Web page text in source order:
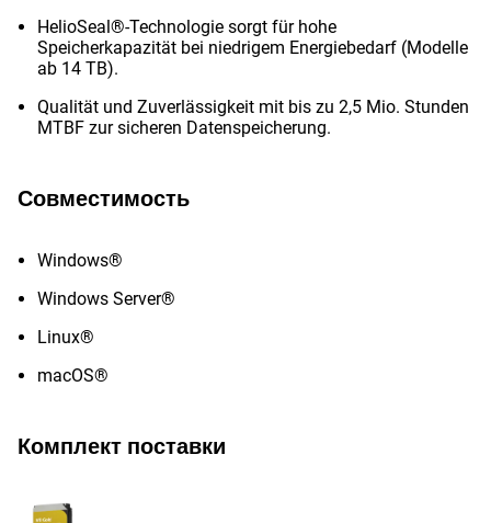
HelioSeal®-Technologie sorgt für hohe
Speicherkapazität bei niedrigem Energiebedarf (Modelle
ab 14 TB).
Qualität und Zuverlässigkeit mit bis zu 2,5 Mio. Stunden
MTBF zur sicheren Datenspeicherung.
Совместимость
Windows®
Windows Server®
Linux®
macOS®
Комплект поставки